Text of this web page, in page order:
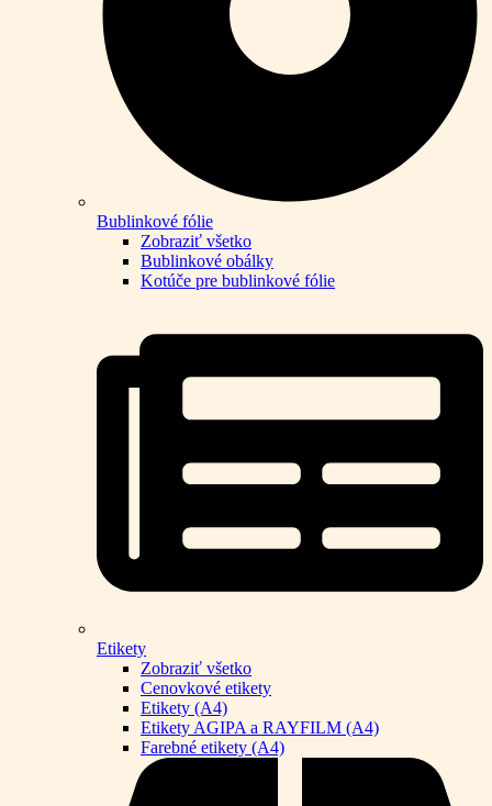
Bublinkové fólie
Zobraziť všetko
Bublinkové obálky
Kotúče pre bublinkové fólie
Etikety
Zobraziť všetko
Cenovkové etikety
Etikety (A4)
Etikety AGIPA a RAYFILM (A4)
Farebné etikety (A4)